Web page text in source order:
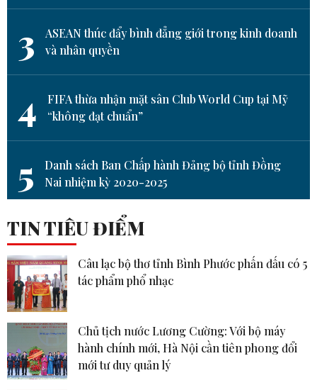
3
ASEAN thúc đẩy bình đẳng giới trong kinh doanh
và nhân quyền
4
FIFA thừa nhận mặt sân Club World Cup tại Mỹ
“không đạt chuẩn”
5
Danh sách Ban Chấp hành Đảng bộ tỉnh Đồng
Nai nhiệm kỳ 2020-2025
TIN TIÊU ĐIỂM
Câu lạc bộ thơ tỉnh Bình Phước phấn đấu có 5
tác phẩm phổ nhạc
Chủ tịch nước Lương Cường: Với bộ máy
hành chính mới, Hà Nội cần tiên phong đổi
mới tư duy quản lý